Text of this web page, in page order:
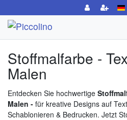
Stoffmalfarbe -
Malen
Entdecken Sie hochwertige
Malen - für kreative Designs auf
Schablonieren & Bedrucken. Jetzt